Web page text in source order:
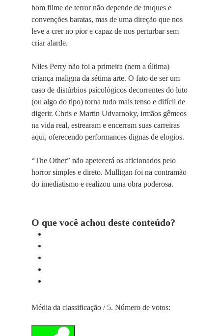
bom filme de terror não depende de truques e
convenções baratas, mas de uma direção que nos
leve a crer no pior e capaz de nos perturbar sem
criar alarde.
Niles Perry não foi a primeira (nem a última)
criança maligna da sétima arte. O fato de ser um
caso de distúrbios psicológicos decorrentes do luto
(ou algo do tipo) torna tudo mais tenso e difícil de
digerir. Chris e Martin Udvarnoky, irmãos gêmeos
na vida real, estrearam e encerram suas carreiras
aqui, oferecendo performances dignas de elogios.
“The Other” não apetecerá os aficionados pelo
horror simples e direto. Mulligan foi na contramão
do imediatismo e realizou uma obra poderosa.
O que você achou deste conteúdo?
Média da classificação / 5. Número de votos: